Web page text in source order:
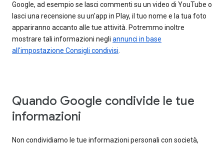
Google, ad esempio se lasci commenti su un video di YouTube o
lasci una recensione su un'app in Play, il tuo nome e la tua foto
appariranno accanto alle tue attività. Potremmo inoltre
mostrare tali informazioni negli annunci in base
all'impostazione Consigli condivisi
Quando Google condivide le tue
informazioni
Non condividiamo le tue informazioni personali con società,